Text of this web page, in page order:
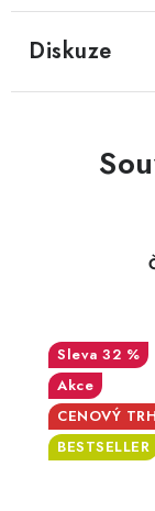
Diskuze
32 %
Akce
CENOVÝ
BESTSELLER